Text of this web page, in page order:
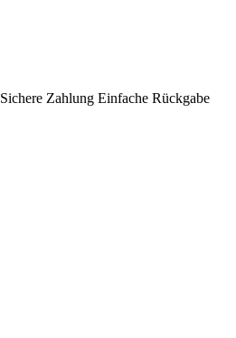
Sichere Zahlung Einfache Rückgabe